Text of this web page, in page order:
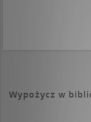
Wypożycz w